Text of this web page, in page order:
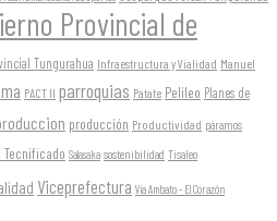
Provincial de
Tungurahua Infraestructura y Vialidad Manuel
PACT II parroquias Patate Pelileo Planes de
producción Productividad páramos
Tecnificado Salasaka sostenibilidad Tisaleo
Viceprefectura Vía Ambato - El Corazón